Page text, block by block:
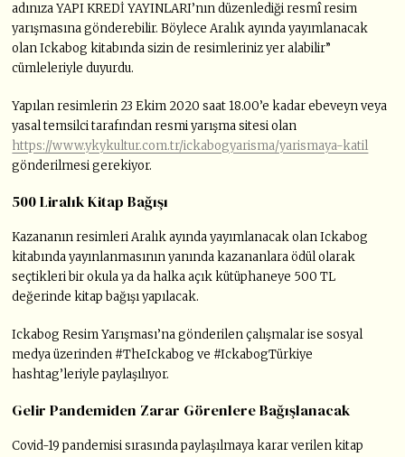
adınıza YAPI KREDİ YAYINLARI’nın düzenlediği resmî resim
yarışmasına gönderebilir. Böylece Aralık ayında yayımlanacak
olan Ickabog kitabında sizin de resimleriniz yer alabilir”
cümleleriyle duyurdu.
Yapılan resimlerin 23 Ekim 2020 saat 18.00’e kadar ebeveyn veya
yasal temsilci tarafından resmi yarışma sitesi olan
https://www.ykykultur.com.tr/ickabogyarisma/yarismaya-katil
gönderilmesi gerekiyor.
500 Liralık Kitap Bağışı
Kazananın resimleri Aralık ayında yayımlanacak olan Ickabog
kitabında yayınlanmasının yanında kazananlara ödül olarak
seçtikleri bir okula ya da halka açık kütüphaneye 500 TL
değerinde kitap bağışı yapılacak.
Ickabog Resim Yarışması’na gönderilen çalışmalar ise sosyal
medya üzerinden #TheIckabog ve #IckabogTürkiye
hashtag’leriyle paylaşılıyor.
Gelir Pandemiden Zarar Görenlere Bağışlanacak
Covid-19 pandemisi sırasında paylaşılmaya karar verilen kitap